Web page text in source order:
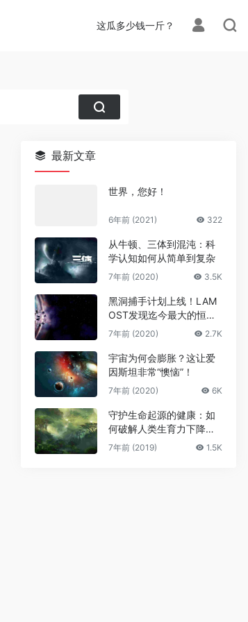
这瓜多少钱一斤？
最新文章
世界，您好！
6年前 (2021) 322
从牛顿、三体到混沌：科
学认知如何从简单到复杂
7年前 (2020) 3.5K
黑洞捕手计划上线！LAM
OST发现迄今最大的恒星
级黑洞
7年前 (2020) 2.7K
宇宙为何会膨胀？这让爱
因斯坦非常“懊恼”！
7年前 (2020) 6K
守护生命起源的健康：如
何破解人类生育力下降难
题
7年前 (2019) 1.5K